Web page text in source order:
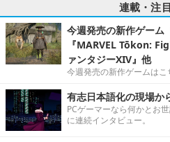
連載・注
今週発売の新作ゲー
『MARVEL Tōkon:
ァンタジーXIV』他
今週発売の新作ゲームはこ
有志日本語化の現場か
PCゲーマーなら何かとお
に連続インタビュー。